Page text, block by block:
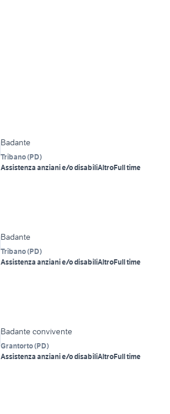
Badante
Tribano(PD)
Assistenza anziani e/o disabiliAltroFull time
Badante
Tribano(PD)
Assistenza anziani e/o disabiliAltroFull time
Badante convivente
Grantorto(PD)
Assistenza anziani e/o disabiliAltroFull time